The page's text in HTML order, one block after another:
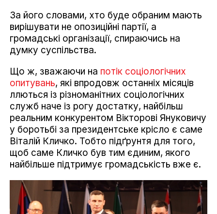
За його словами, хто буде обраним мають
вирішувати не опозиційні партії, а
громадські організації, спираючись на
думку суспільства.
Що ж, зважаючи на потік соціологічних
опитувань, які впродовж останніх місяців
ллються із різноманітних соціологічних
служб наче із рогу достатку, найбільш
реальним конкурентом Вікторові Януковичу
у боротьбі за президентське крісло є саме
Віталій Кличко. Тобто підґрунтя для того,
щоб саме Кличко був тим єдиним, якого
найбільше підтримує громадськість вже є.